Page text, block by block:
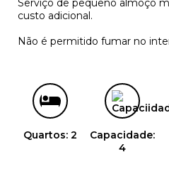
Serviço de pequeno almoço
custo adicional.
Não é permitido fumar no
Quartos: 2
Capacidade:
4